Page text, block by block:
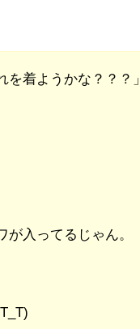
を着ようかな？？？」
が入ってるじゃん。